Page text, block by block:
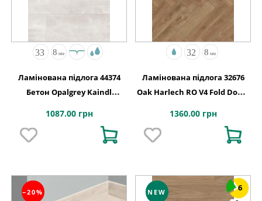
Ламінована підлога 44374
Бетон Opalgrey Kaindl
1087.00 грн
Ламінована підлога 32676
Oak Harlech RO V4 Fold Down
1360.00 грн
−20% NEW 6